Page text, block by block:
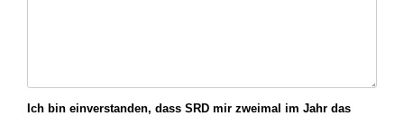
Ich bin einverstanden, dass SRD mir zweimal im Jahr das